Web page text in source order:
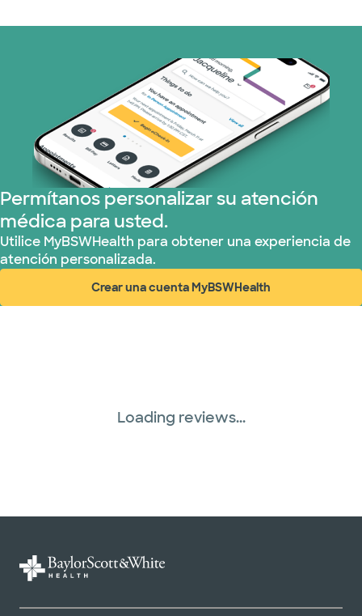
Permítanos personalizar su atención
médica para usted.
Utilice MyBSWHealth para obtener una experiencia de
atención personalizada.
Crear una cuenta MyBSWHealth
(abre en ventana nueva)
Loading reviews...